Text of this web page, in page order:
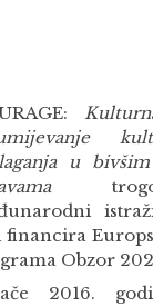
u
financira
Obzor
2016.